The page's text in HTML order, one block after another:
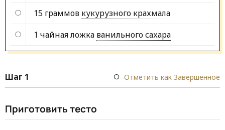
15 граммов кукурузного крахмала
1 чайная ложка ванильного сахара
Шаг 1 Отметить как Завершенное
Приготовить тесто